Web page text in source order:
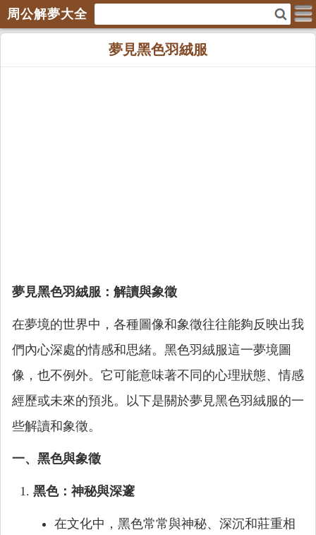
周公解夢大全
夢見黑色羽絨服
夢見黑色羽絨服：解讀與象徵
在夢境的世界中，各種圖像和象徵往往能夠反映出我
們內心深處的情感和思緒。黑色羽絨服這一夢境圖
像，也不例外。它可能意味著不同的心理狀態、情感
經歷或未來的預兆。以下是關於夢見黑色羽絨服的一
些解讀和象徵。
一、黑色與象徵
黑色：神秘與深邃
在文化中，黑色常常與神秘、深沉和莊重相